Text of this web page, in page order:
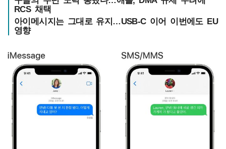
RCS 채택
아이메시지는 그대로 유지…USB-C 이어 이번에도 EU
영향